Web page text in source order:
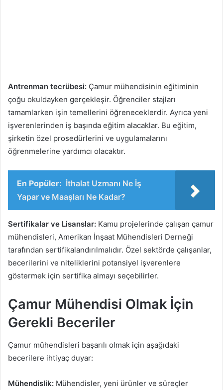
Antrenman tecrübesi: Çamur mühendisinin eğitiminin
çoğu okuldayken gerçekleşir. Öğrenciler stajları
tamamlarken işin temellerini öğreneceklerdir. Ayrıca yeni
işverenlerinden iş başında eğitim alacaklar. Bu eğitim,
şirketin özel prosedürlerini ve uygulamalarını
öğrenmelerine yardımcı olacaktır.
En Popüler: İthalat Uzmanı Ne İş
Yapar ve Maaşları Ne Kadar?
Sertifikalar ve Lisanslar: Kamu projelerinde çalışan çamur
mühendisleri, Amerikan İnşaat Mühendisleri Derneği
tarafından sertifikalandırılmalıdır. Özel sektörde çalışanlar,
becerilerini ve niteliklerini potansiyel işverenlere
göstermek için sertifika almayı seçebilirler.
Çamur Mühendisi Olmak İçin
Gerekli Beceriler
Çamur mühendisleri başarılı olmak için aşağıdaki
becerilere ihtiyaç duyar:
Mühendislik: Mühendisler, yeni ürünler ve süreçler